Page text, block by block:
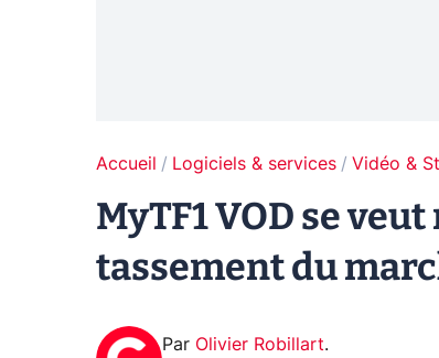
Accueil Logiciels & services Vidéo &
MyTF1 VOD se
tassement du
Par Olivier Robillart.